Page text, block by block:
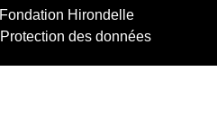
Fondation Hirondelle
Protection des données